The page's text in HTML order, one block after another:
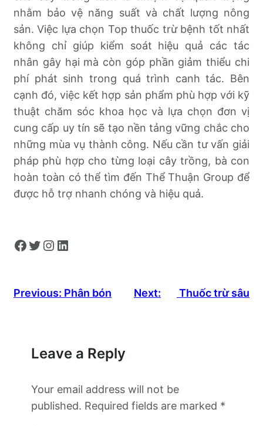
nhằm bảo vệ năng suất và chất lượng nông
sản. Việc lựa chọn Top thuốc trừ bệnh tốt nhất
không chỉ giúp kiểm soát hiệu quả các tác
nhân gây hại mà còn góp phần giảm thiểu chi
phí phát sinh trong quá trình canh tác. Bên
cạnh đó, việc kết hợp sản phẩm phù hợp với kỹ
thuật chăm sóc khoa học và lựa chọn đơn vị
cung cấp uy tín sẽ tạo nền tảng vững chắc cho
những mùa vụ thành công. Nếu cần tư vấn giải
pháp phù hợp cho từng loại cây trồng, bà con
hoàn toàn có thể tìm đến Thể Thuận Group để
được hỗ trợ nhanh chóng và hiệu quả.
Facebook Twitter Instagram LinkedIn
Previous: Phân bón Next: Thuốc trừ sâu
Leave a Reply
Your email address will not be
published. Required fields are marked *